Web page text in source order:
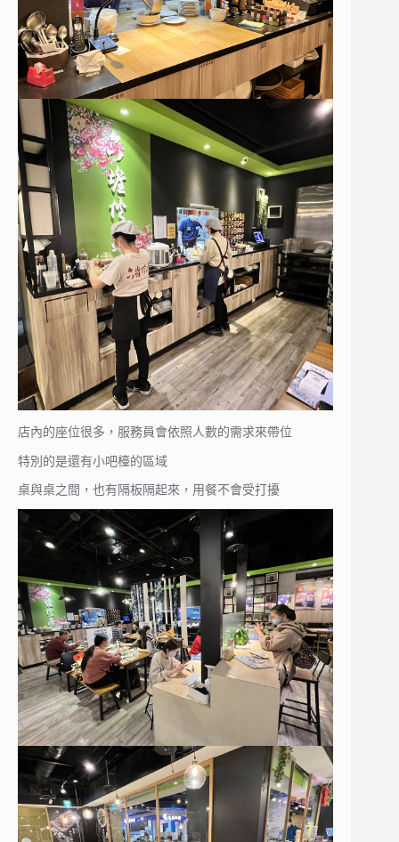
店內的座位很多，服務員會依照人數的需求來帶位
特別的是還有小吧檯的區域
桌與桌之間，也有隔板隔起來，用餐不會受打擾